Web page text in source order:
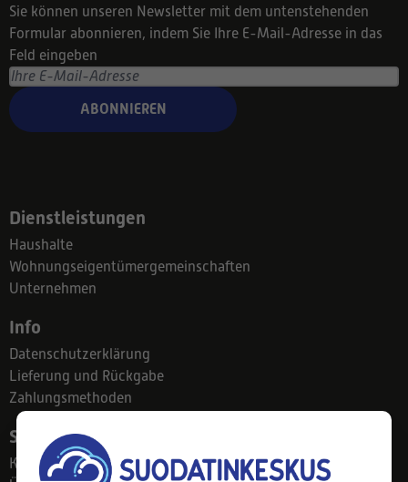
Sie können unseren Newsletter mit dem untenstehenden
Formular abonnieren, indem Sie Ihre E-Mail-Adresse in das
Feld eingeben
ABONNIEREN
Dienstleistungen
Haushalte
Wohnungseigentümergemeinschaften
Unternehmen
Info
Datenschutzerklärung
Lieferung und Rückgabe
Zahlungsmethoden
Suodatinkeskus
Kontakt